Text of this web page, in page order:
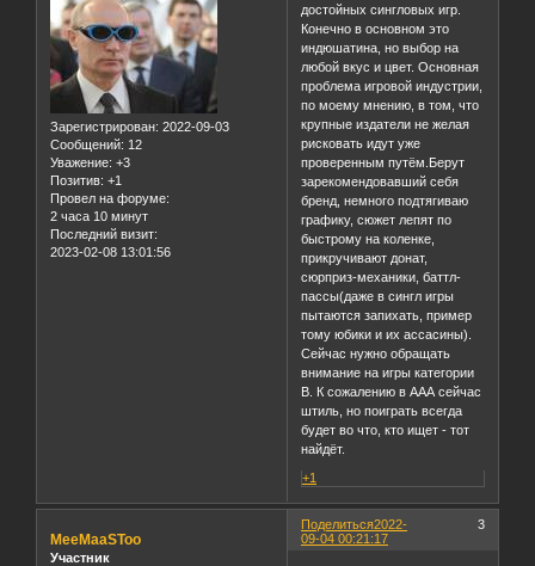
Зарегистрирован: 2022-09-03
Сообщений: 12
Уважение: +3
Позитив: +1
Провел на форуме:
2 часа 10 минут
Последний визит:
2023-02-08 13:01:56
достойных сингловых игр.
Конечно в основном это
индюшатина, но выбор на
любой вкус и цвет. Основная
проблема игровой индустрии,
по моему мнению, в том, что
крупные издатели не желая
рисковать идут уже
проверенным путëм.Берут
зарекомендовавший себя
бренд, немного подтягиваю
графику, сюжет лепят по
быстрому на коленке,
прикручивают донат,
сюрприз-механики, баттл-
пассы(даже в сингл игры
пытаются запихать, пример
тому юбики и их ассасины).
Сейчас нужно обращать
внимание на игры категории
B. К сожалению в ААА сейчас
штиль, но поиграть всегда
будет во что, кто ищет - тот
найдëт.
+1
Поделиться 3
2022-
09-04 00:21:17
MeeMaaSToo
Участник